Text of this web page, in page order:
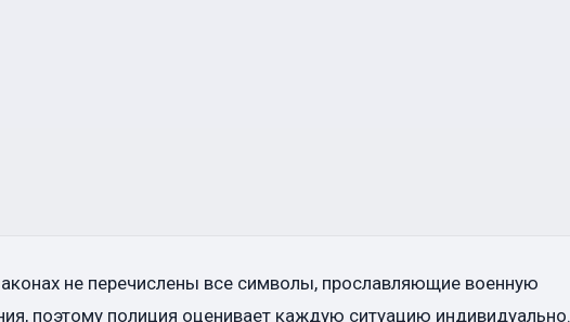
не перечислены все символы, прославляющие военную
поэтому полиция оценивает каждую ситуацию индивидуально.